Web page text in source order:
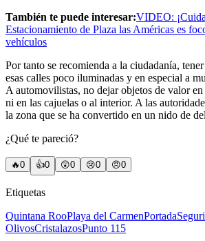
También te puede interesar:VIDEO:
Estacionamiento de Plaza las Américas es
vehículos
Por tanto se recomienda a la ciudadanía,
esas calles poco iluminadas y en especial a
A automovilistas, no dejar objetos de valor
ni en las cajuelas o al interior. A las
la zona que se ha convertido en un nido de
¿Qué te pareció?
🔥0 👍0 😲0 😢0 😠0
Etiquetas
Quintana RooPlaya del CarmenPortada
OlivosCristalazosPunto 115